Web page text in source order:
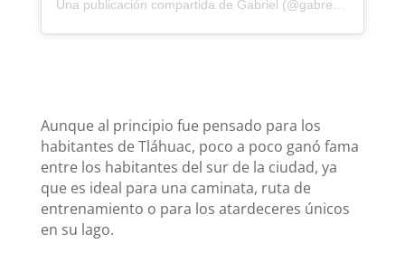
Una publicación compartida de Gabriel (@gabrek7)
Aunque al principio fue pensado para los
habitantes de Tláhuac, poco a poco ganó fama
entre los habitantes del sur de la ciudad, ya
que es ideal para una caminata, ruta de
entrenamiento o para los atardeceres únicos
en su lago.